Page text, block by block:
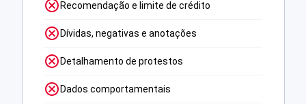
Recomendação e limite de crédito
Dívidas, negativas e anotações
Detalhamento de protestos
Dados comportamentais